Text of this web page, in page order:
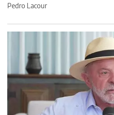
Pedro Lacour